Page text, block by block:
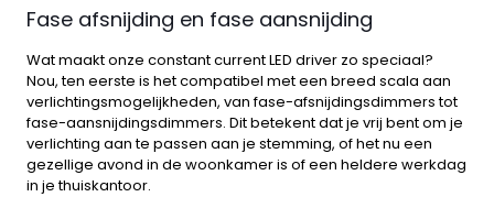
Fase afsnijding en fase aansnijding
Wat maakt onze constant current LED driver zo speciaal?
Nou, ten eerste is het compatibel met een breed scala aan
verlichtingsmogelijkheden, van fase-afsnijdingsdimmers tot
fase-aansnijdingsdimmers. Dit betekent dat je vrij bent om je
verlichting aan te passen aan je stemming, of het nu een
gezellige avond in de woonkamer is of een heldere werkdag
in je thuiskantoor.